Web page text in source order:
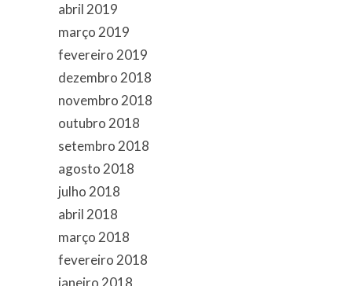
abril 2019
março 2019
fevereiro 2019
dezembro 2018
novembro 2018
outubro 2018
setembro 2018
agosto 2018
julho 2018
abril 2018
março 2018
fevereiro 2018
janeiro 2018